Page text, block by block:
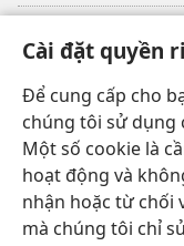
Cài đặt quyền
Để cung cấp cho
chúng tôi sử dụng
Một số cookie là
hoạt động và
nhận hoặc từ chối
mà chúng tôi chỉ
(mở
cửa
sổ
mới)
THƯ VIỆN TRỰC
(mở
cửa
sổ
mới)
JW Hub ®
(mở
cửa
sổ
mới)
JW Library